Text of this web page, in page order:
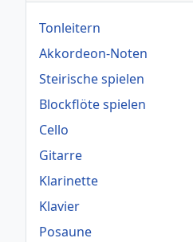
Tonleitern
Akkordeon-Noten
Steirische spielen
Blockflöte spielen
Cello
Gitarre
Klarinette
Klavier
Posaune